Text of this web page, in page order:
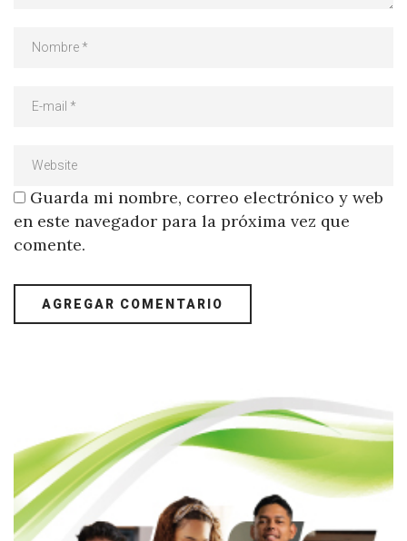
Guarda mi nombre, correo electrónico y web
en este navegador para la próxima vez que
comente.